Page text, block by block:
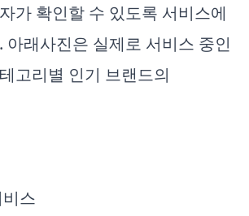
가 확인할 수 있도록 서비스에
아래사진은 실제로 서비스 중인
고리별 인기 브랜드의
스